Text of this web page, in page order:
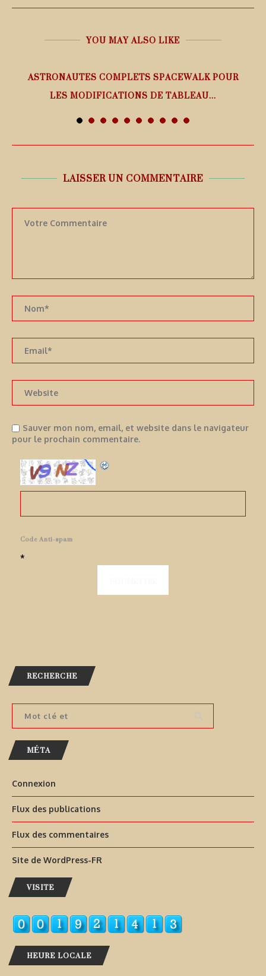
YOU MAY ALSO LIKE
ASTRONAUTES COMPLETS SPACEWALK POUR
LES MODIFICATIONS DE TABLEAU...
LAISSER UN COMMENTAIRE
Sauver mon nom, email, et website dans le navigateur
pour le prochain commentaire.
Code Anti-spam
*
RECHERCHE
MÉTA
Connexion
Flux des publications
Flux des commentaires
Site de WordPress-FR
VISITE
HEURE LOCALE